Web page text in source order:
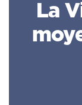
La